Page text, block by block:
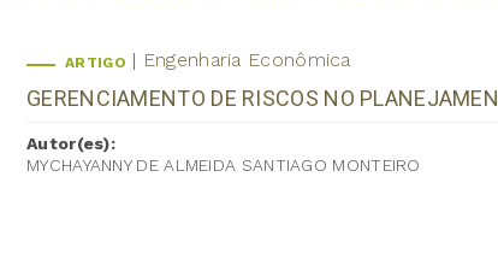
ARTIGO Engenharia Econômica
GERENCIAMENTO DE RISCOS NO
Autor(es):
MYCHAYANNY DE ALMEIDA SANTIAGO MONTEIRO